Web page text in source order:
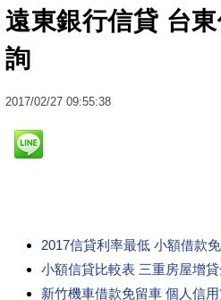
遠東銀行信貸 台
詢
2017/02/27 09:55:38
2017信貸利率最低 小額借款
小額信貸比較表 三重房屋增
新竹機車借款免留車 個人信